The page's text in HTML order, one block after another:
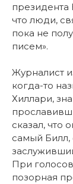
президента
что люди,
пока не
писем».
Журналист
когда-то
Хиллари,
сказал, что
самый
При
позорная